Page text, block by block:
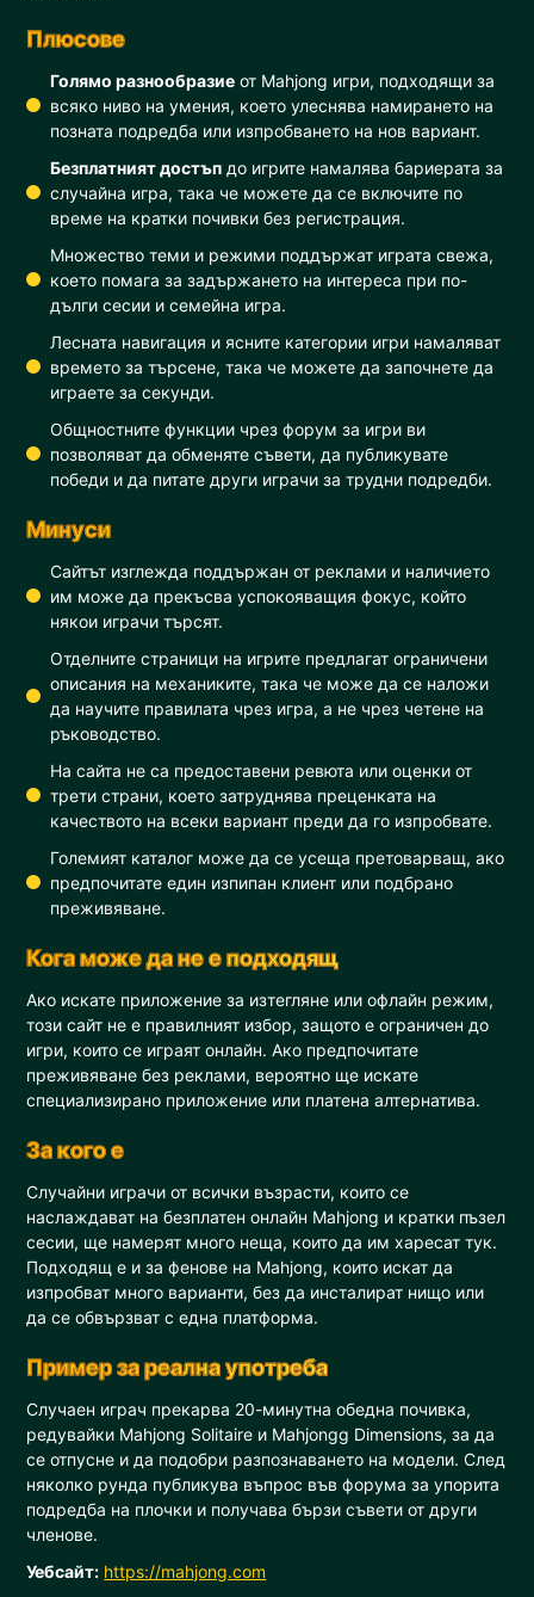
Плюсове
Голямо разнообразие от Mahjong игри, подходящи за
всяко ниво на умения, което улеснява намирането на
позната подредба или изпробването на нов вариант.
Безплатният достъп до игрите намалява бариерата за
случайна игра, така че можете да се включите по
време на кратки почивки без регистрация.
Множество теми и режими поддържат играта свежа,
което помага за задържането на интереса при по-
дълги сесии и семейна игра.
Лесната навигация и ясните категории игри намаляват
времето за търсене, така че можете да започнете да
играете за секунди.
Общностните функции чрез форум за игри ви
позволяват да обменяте съвети, да публикувате
победи и да питате други играчи за трудни подредби.
Минуси
Сайтът изглежда поддържан от реклами и наличието
им може да прекъсва успокояващия фокус, който
някои играчи търсят.
Отделните страници на игрите предлагат ограничени
описания на механиките, така че може да се наложи
да научите правилата чрез игра, а не чрез четене на
ръководство.
На сайта не са предоставени ревюта или оценки от
трети страни, което затруднява преценката на
качеството на всеки вариант преди да го изпробвате.
Големият каталог може да се усеща претоварващ, ако
предпочитате един изпипан клиент или подбрано
преживяване.
Кога може да не е подходящ
Ако искате приложение за изтегляне или офлайн режим,
този сайт не е правилният избор, защото е ограничен до
игри, които се играят онлайн. Ако предпочитате
преживяване без реклами, вероятно ще искате
специализирано приложение или платена алтернатива.
За кого е
Случайни играчи от всички възрасти, които се
наслаждават на безплатен онлайн Mahjong и кратки пъзел
сесии, ще намерят много неща, които да им харесат тук.
Подходящ е и за фенове на Mahjong, които искат да
изпробват много варианти, без да инсталират нищо или
да се обвързват с една платформа.
Пример за реална употреба
Случаен играч прекарва 20-минутна обедна почивка,
редувайки Mahjong Solitaire и Mahjongg Dimensions, за да
се отпусне и да подобри разпознаването на модели. След
няколко рунда публикува въпрос във форума за упорита
подредба на плочки и получава бързи съвети от други
членове.
Уебсайт: https://mahjong.com